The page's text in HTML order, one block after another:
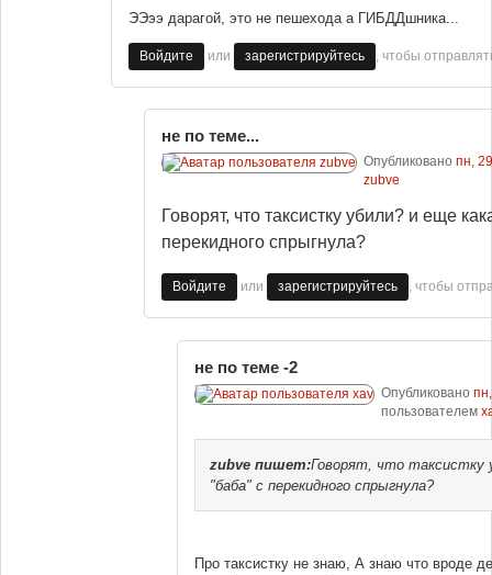
ЭЭээ дарагой, это не пешехода а ГИБДДшника...
Войдите или зарегистрируйтесь , чтобы
не по теме...
Опубликовано пн,
zubve
Говорят, что таксистку убили? и еще
перекидного спрыгнула?
Войдите или зарегистрируйтесь , чтобы
не по теме -2
Опубликовано
пользователем
zubve пишет:Говорят, что таксистку
"баба" с перекидного спрыгнула?
Про таксистку не знаю, А знаю что вроде